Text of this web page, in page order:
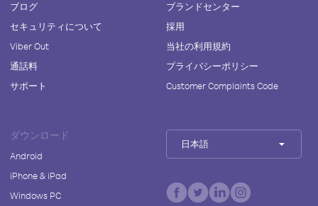
ブログ
セキュリティについて
Viber Out
通話料
サポート
ブランドセンター
採用
当社の利用規約
プライバシーポリシー
Customer Complaints Code
ダウンロード
Android
iPhone & iPad
Windows PC
日本語